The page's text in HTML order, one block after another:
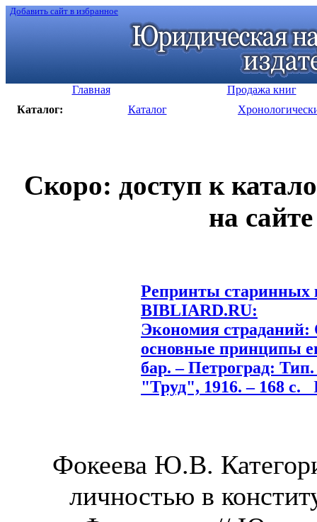
Добавить сайт в избранное
Главная
Продажа книг
Каталог:
Каталог
Скоро: доступ к
на
Репринты старинных
BIBLIARD.RU:
Экономия страданий:
основные принципы
бар. – Петроград:
"Труд", 1916. – 168 с.
Фокеева Ю.В.
личностью в